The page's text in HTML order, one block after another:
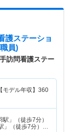
護ステーショ
員)
訪問看護ステー
モデル年収】 360
」（徒歩7分）
」（徒歩7分）